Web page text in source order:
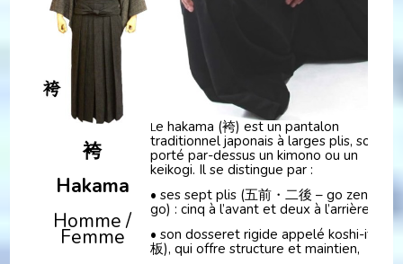
袴
Hakama
Homme /
Femme
Le hakama (袴) est un pantalon
traditionnel japonais à larges plis,
porté par-dessus un kimono ou un
keikogi. Il se distingue par :
• ses sept plis (五前・二後 – go zen / ni
go) : cinq à l’avant et deux à l’arrière,
• son dosseret rigide appelé koshi-ita (腰
板), qui offre structure et maintien,